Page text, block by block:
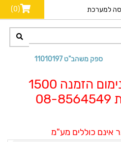
למערכת (0)
ספק משהב"ט 11010197
שים לב! מינימום הזמנה 1500
אינם כוללים מע"מ